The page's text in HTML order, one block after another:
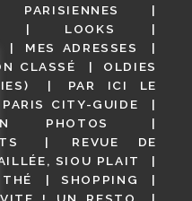
PARISIENNES
LOOKS
MES ADRESSES
CLASSÉ
OLDIES
PAR ICI LE
PARIS CITY-GUIDE
PHOTOS
REVUE DE
SIOU PLAIT
SHOPPING
VITE ! UN RESTO